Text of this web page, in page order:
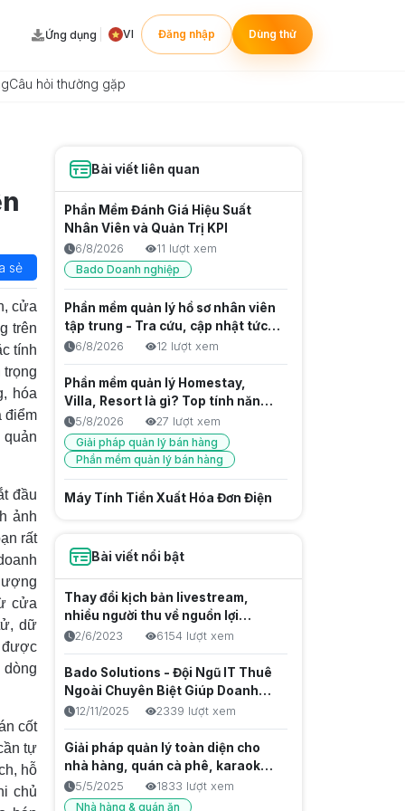
Ứng dụng VI Đăng nhập Dùng thử
Câu hỏi thường gặp
sẻ
cửa
trên
tính
hóa
điểm
quản
đầu
ảnh
rất
cửa
dữ
được
cốt
tự
hỗ
chủ
Bài viết liên quan
Phần Mềm Đánh Giá Hiệu Suất
Nhân Viên và Quản Trị KPI
6/8/2026
11 lượt xem
Bado Doanh nghiệp
Phần mềm quản lý hồ sơ nhân viên
tập trung - Tra cứu, cập nhật tức
thời và Chuẩn hóa dữ liệu gốc
6/8/2026 12 lượt xem
Phần mềm quản lý Homestay,
Villa, Resort là gì? Top tính năng
cần có
5/8/2026
27 lượt xem
Giải pháp quản lý bán hàng
Phần mềm quản lý bán hàng
Máy Tính Tiền Xuất Hóa Đơn Điện
Hóa đơn từ máy tính tiền
Website Bán Hàng Chuyên Nghiệp
Tối Ưu Doanh Số Bado
5/8/2026
16 lượt xem
Giải pháp quản lý bán hàng
Chuẩn Hóa Chính Sách Thưởng
Nhờ Phần Mềm Tính Hoa Hồng Kỹ
Thuật Viên
5/8/2026
18 lượt xem
Quản lý nhân viên
Phần mềm quản lý bán hàng
Giải pháp quản lý bán hàng
Bài viết nổi bật
Thay đổi kịch bản livestream,
nhiều người thu về nguồn lợi
nhuận khủng
2/6/2023 6154 lượt xem
Bado Solutions - Đội Ngũ IT Thuê
Ngoài Chuyên Biệt Giúp Doanh
Nghiệp Tăng Tốc Sản Phẩm Số
12/11/2025 2339 lượt xem
Giải pháp quản lý toàn diện cho
nhà hàng, quán cà phê, karaoke &
club billiards
5/5/2025
1833 lượt xem
Nhà hàng & quán ăn